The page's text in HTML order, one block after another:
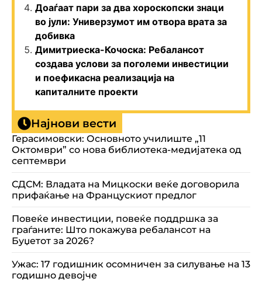
Доаѓаат пари за два хороскопски знаци
во јули: Универзумот им отвора врата за
добивка
Димитриеска-Кочоска: Ребалансот
создава услови за поголеми инвестиции
и поефикасна реализација на
капиталните проекти
Најнови вести
Герасимовски: Основното училиште „11
Октомври” со нова библиотека-медијатека од
септември
СДСМ: Владата на Мицкоски веќе договорила
прифаќање на Францускиот предлог
Повеќе инвестиции, повеќе поддршка за
граѓаните: Што покажува ребалансот на
Буџетот за 2026?
Ужас: 17 годишник осомничен за силување на 13
годишно девојче